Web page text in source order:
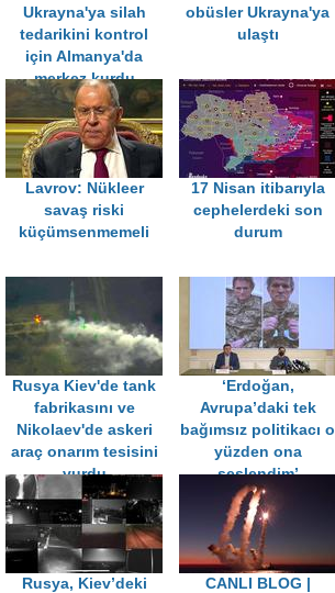
Ukrayna'ya silah
tedarikini kontrol
için Almanya'da
merkez kurdu
obüsler Ukrayna'ya
ulaştı
Lavrov: Nükleer
savaş riski
küçümsenmemeli
17 Nisan itibarıyla
cephelerdeki son
durum
Rusya Kiev'de tank
fabrikasını ve
Nikolaev'de askeri
araç onarım tesisini
vurdu
‘Erdoğan,
Avrupa’daki tek
bağımsız politikacı o
yüzden ona
seslendim’
Rusya, Kiev’deki
CANLI BLOG |